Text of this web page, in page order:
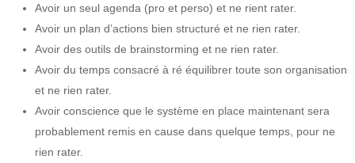
Avoir un seul agenda (pro et perso) et ne rient rater.
Avoir un plan d’actions bien structuré et ne rien rater.
Avoir des outils de brainstorming et ne rien rater.
Avoir du temps consacré à ré équilibrer toute son organisation
et ne rien rater.
Avoir conscience que le système en place maintenant sera
probablement remis en cause dans quelque temps, pour ne
rien rater.